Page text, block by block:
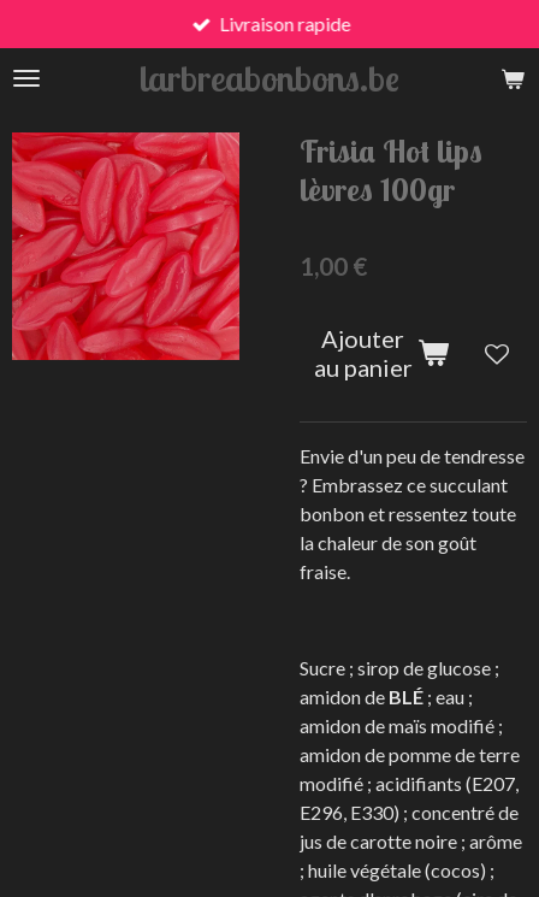
au
contenu
larbreabonbons.be
Livraison rapide
Frisia Hot lips
lèvres 100gr
1,00 €
Ajouter
au panier
Envie d'un peu de tendresse
? Embrassez ce succulant
bonbon et ressentez toute
la chaleur de son goût
fraise.
Sucre ; sirop de glucose ;
amidon de BLÉ ; eau ;
amidon de maïs modifié ;
amidon de pomme de terre
modifié ; acidifiants (E207,
E296, E330) ; concentré de
jus de carotte noire ; arôme
; huile végétale (cocos) ;